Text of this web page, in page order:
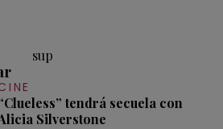
sup
tendrá secuela con
Silverstone